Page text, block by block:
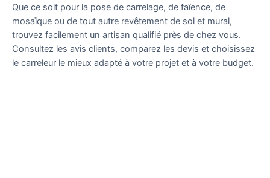
Que ce soit pour la pose de carrelage, de faïence, de
mosaïque ou de tout autre revêtement de sol et mural,
trouvez facilement un artisan qualifié près de chez vous.
Consultez les avis clients, comparez les devis et choisissez
le carreleur le mieux adapté à votre projet et à votre budget.